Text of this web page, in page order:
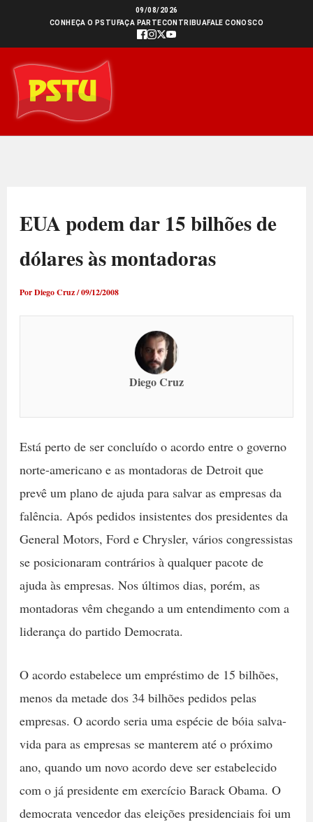
conteúdo
09/08/2026
CONHEÇA O PSTU FAÇA PARTECONTRIBUAFALE CONOSCO
EUA podem dar 15 bilhões de
dólares às montadoras
PorDiego Cruz/09/12/2008
Diego Cruz
Está perto de ser concluído o acordo entre o governo
norte-americano e as montadoras de Detroit que
prevê um plano de ajuda para salvar as empresas da
falência. Após pedidos insistentes dos presidentes da
General Motors, Ford e Chrysler, vários congressistas
se posicionaram contrários à qualquer pacote de
ajuda às empresas. Nos últimos dias, porém, as
montadoras vêm chegando a um entendimento com a
liderança do partido Democrata.
O acordo estabelece um empréstimo de 15 bilhões,
menos da metade dos 34 bilhões pedidos pelas
empresas. O acordo seria uma espécie de bóia salva-
vida para as empresas se manterem até o próximo
ano, quando um novo acordo deve ser estabelecido
com o já presidente em exercício Barack Obama. O
democrata vencedor das eleições presidenciais foi um